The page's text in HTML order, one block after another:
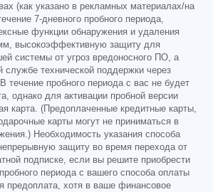
(как указано в рекламных материалах/на
7-дневного пробного периода,
функции обнаружения и удаления
высокоэффективную защиту для
системы от угроз вредоносного ПО, а
службе технической поддержки через
течение пробного периода с вас не будет
однако для активации пробной версии
карта. (Предоплаченные кредитные карты,
карты могут не приниматься в
Необходимость указания способа
защиту во время перехода от
подписке, если вы решите приобрести
периода с вашего способа оплаты
предоплата, хотя в ваше финансовое